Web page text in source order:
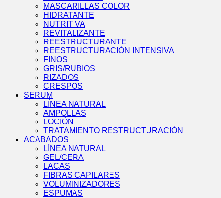
MASCARILLAS COLOR
HIDRATANTE
NUTRITIVA
REVITALIZANTE
REESTRUCTURANTE
REESTRUCTURACIÓN INTENSIVA
FINOS
GRIS/RUBIOS
RIZADOS
CRESPOS
SERUM
LÍNEA NATURAL
AMPOLLAS
LOCIÓN
TRATAMIENTO RESTRUCTURACIÓN
ACABADOS
LÍNEA NATURAL
GEL/CERA
LACAS
FIBRAS CAPILARES
VOLUMINIZADORES
ESPUMAS